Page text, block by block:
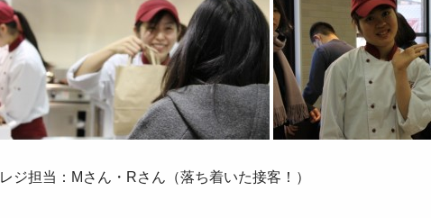
レジ担当：Mさん・Rさん（落ち着いた接客！）